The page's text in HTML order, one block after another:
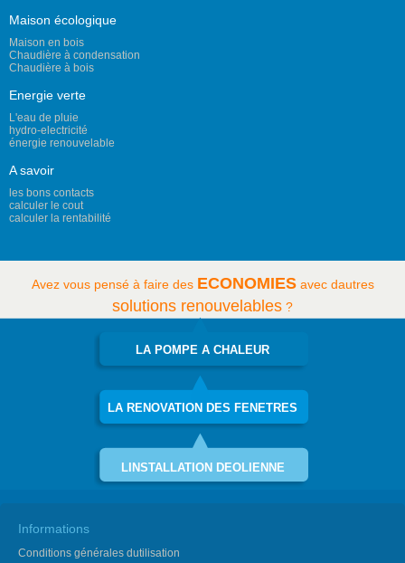
Maison écologique
Maison en bois
Chaudière à condensation
Chaudière à bois
Energie verte
L'eau de pluie
hydro-electricité
énergie renouvelable
A savoir
les bons contacts
calculer le cout
calculer la rentabilité
Avez vous pensé à faire des ECONOMIESavec dautres
solutions renouvelables ?
LA POMPE A CHALEUR
LA RENOVATION DES FENETRES
LINSTALLATION DEOLIENNE
Informations
Conditions générales dutilisation